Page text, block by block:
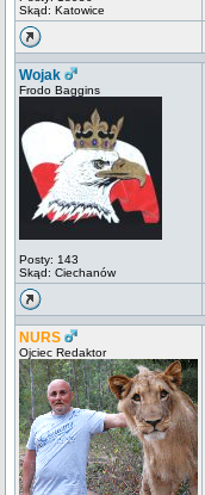
Skąd: Katowice
Wojak
Frodo Baggins
Posty: 143
Skąd: Ciechanów
NURS
Ojciec Redaktor